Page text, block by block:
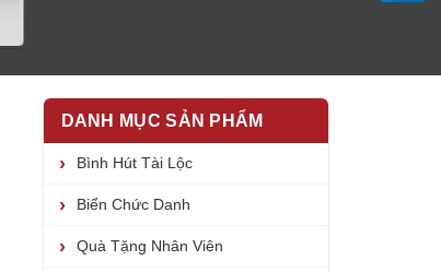
DANH MỤC SẢN PHẨM
Bình Hút Tài Lộc
Biển Chức Danh
Quà Tặng Nhân Viên